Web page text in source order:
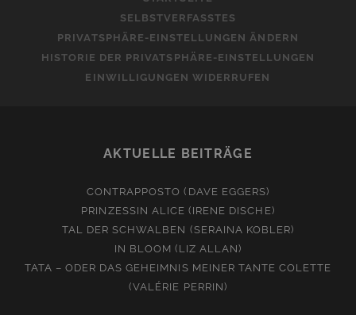
SELBSTVERFASSTES
PRIVATSPHÄRE-EINSTELLUNGEN ÄNDERN
HISTORIE DER PRIVATSPHÄRE-EINSTELLUNGEN
EINWILLIGUNGEN WIDERRUFEN
AKTUELLE BEITRÄGE
CONTRAPPOSTO (DAVE EGGERS)
PRINZESSIN ALICE (IRENE DISCHE)
TAL DER SCHWALBEN (SERAINA KOBLER)
IN BLOOM (LIZ ALLAN)
TATA – ODER DAS GEHEIMNIS MEINER TANTE COLETTE
(VALÉRIE PERRIN)